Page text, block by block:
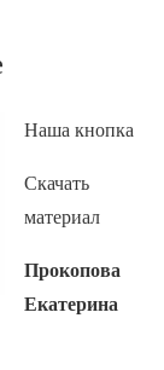
Наша кнопка
Скачать
материал
Прокопова
Екатерина